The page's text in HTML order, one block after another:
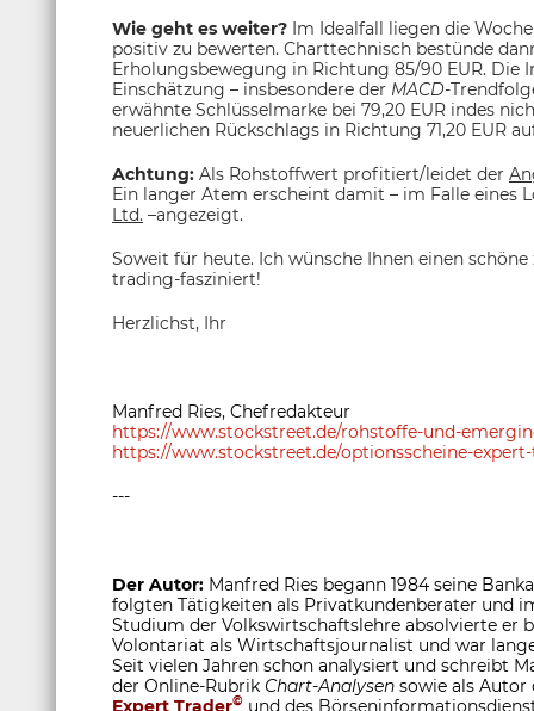
Wie geht es weiter? Im Idealfall liegen die
positiv zu bewerten. Charttechnisch bestünde
Erholungsbewegung in Richtung 85/90 EUR.
Einschätzung – insbesondere der MACD-
erwähnte Schlüsselmarke bei 79,20 EUR indes
neuerlichen Rückschlags in Richtung 71,20 EUR
Achtung: Als Rohstoffwert profitiert/leidet der
Ein langer Atem erscheint damit – im Falle eines
Ltd. –angezeigt.
Soweit für heute. Ich wünsche Ihnen einen
trading-fasziniert!
Herzlichst, Ihr
Manfred Ries, Chefredakteur
https://www.stockstreet.de/rohstoffe-und-
https://www.stockstreet.de/optionsscheine-
---
Der Autor: Manfred Ries begann 1984 seine
folgten Tätigkeiten als Privatkundenberater und
Studium der Volkswirtschaftslehre absolvierte er
Volontariat als Wirtschaftsjournalist und war
Seit vielen Jahren schon analysiert und schreibt
der Online-Rubrik Chart-Analysen sowie als
Expert Trader© und des